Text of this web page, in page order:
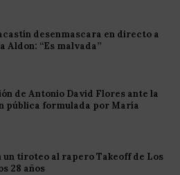
desenmascara en directo a
Aldon: “Es malvada”
de Antonio David Flores ante la
pública formulada por María
un tiroteo al rapero Takeoff de Los
28 años